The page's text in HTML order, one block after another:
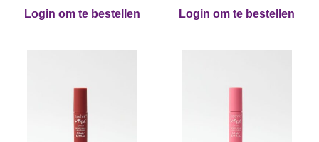
Login om te bestellen
Login om te bestellen